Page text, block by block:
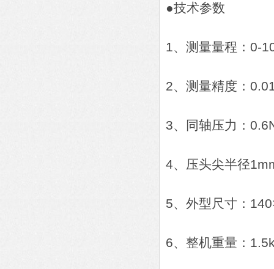
●技术参数
1、测量量程：0-
2、测量精度：
3、同轴压力：
4、压头尖半径
5、外型尺寸：
6、整机重量：